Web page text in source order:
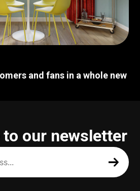
and fans in a whole new
our newsletter